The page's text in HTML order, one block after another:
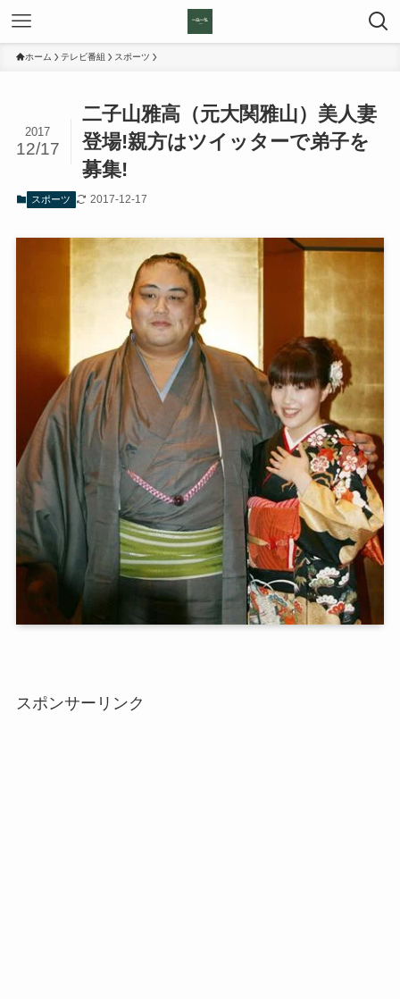
ホーム テレビ番組 スポーツ
二子山雅高（元大関雅山）美人妻
登場!親方はツイッターで弟子を
募集!
2017
12/17
スポーツ 2017-12-17
スポンサーリンク